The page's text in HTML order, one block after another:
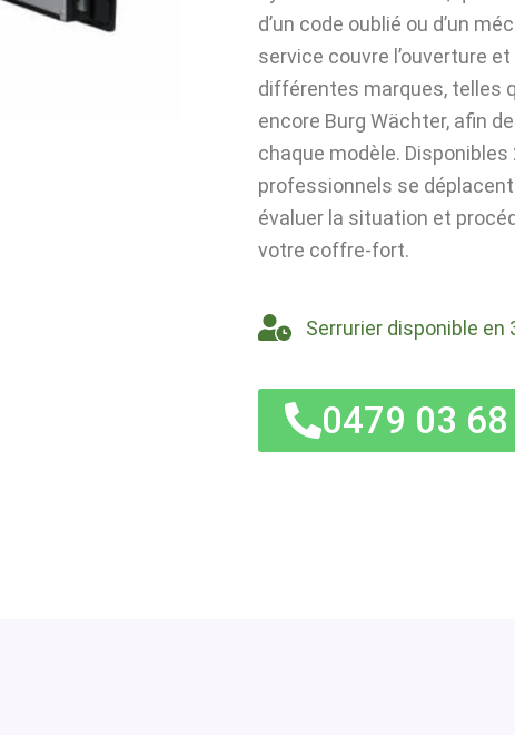
d’un code oublié ou d’un
service couvre l’ouverture
différentes marques, telles
encore Burg Wächter, afin
chaque modèle.
professionnels se
évaluer la situation et
votre coffre-fort.
Serrurier disponible en
0479 03